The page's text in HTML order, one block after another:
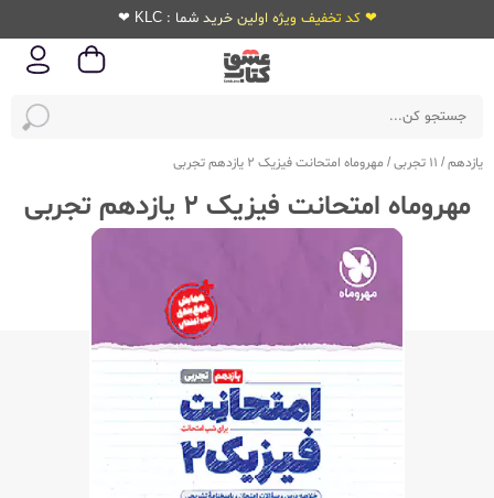
❤ کد تخفیف ویژه اولین خرید شما : KLC ❤
یازدهم/ 11 تجربی / مهروماه امتحانت فیزیک 2 یازدهم تجربی
مهروماه امتحانت فیزیک 2 یازدهم تجربی